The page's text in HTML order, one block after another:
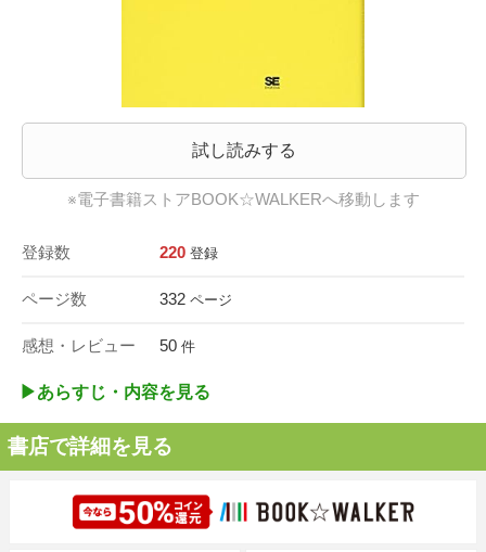
試し読みする
※電子書籍ストアBOOK☆WALKERへ移動します
登録数 220 登録
ページ数 332 ページ
感想・レビュー 50 件
▶︎あらすじ・内容を見る
書店で詳細を見る